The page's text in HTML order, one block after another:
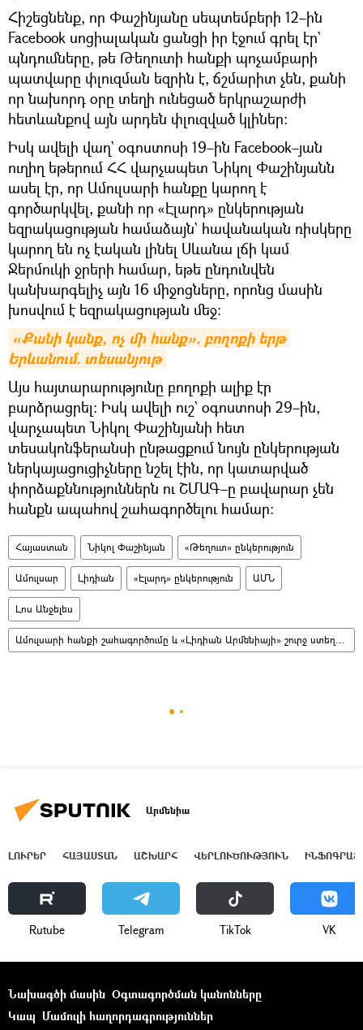
Հիշեցնենք, որ Փաշինյանը սեպտեմբերի 12–ին
Facebook սոցիալական ցանցի իր էջում գրել էր`
պնդումները, թե Թեղուտի հանքի պոչամբարի
պատվարը փլուզման եզրին է, ճշմարիտ չեն, քանի
որ նախորդ օրը տեղի ունեցած երկրաշարժի
հետևանքով այն արդեն փլուզված կլիներ։
Իսկ ավելի վաղ` օգոստոսի 19–ին Facebook–յան
ուղիղ եթերում ՀՀ վարչապետ Նիկոլ Փաշինյանն
ասել էր, որ Ամուլսարի հանքը կարող է
գործարկվել, քանի որ «Էլարդ» ընկերության
եզրակացության համաձայն` հավանական ռիսկերը
կարող են ոչ էական լինել Սևանա լճի կամ
Ջերմուկի ջրերի համար, եթե ընդունվեն
կանխարգելիչ այն 16 միջոցները, որոնց մասին
խոսվում է եզրակացության մեջ։
«Քանի կանք, ոչ մի հանք». բողոքի երթ
Երևանում. տեսանյութ
Այս հայտարարությունը բողոքի ալիք էր
բարձրացրել։ Իսկ ավելի ուշ` օգոստոսի 29–ին,
վարչապետ Նիկոլ Փաշինյանի հետ
տեսակոնֆերանսի ընթացքում նույն ընկերության
ներկայացուցիչները նշել էին, որ կատարված
փորձաքննություններն ու ՇՄԱԳ–ը բավարար չեն
հանքն ապահով շահագործելու համար։
Հայաստան Նիկոլ Փաշինյան «Թեղուտ» ընկերություն
Ամուլսար Լիդիան «Էլարդ» ընկերություն ԱՄՆ
Լոս Անջելես
Ամուլսարի հանքի շահագործումը և «Լիդիան Արմենիայի» շուրջ ստեղծված իրավիճակը
Արմենիա
ԼՈՒՐԵՐ ՀԱՅԱՍՏԱՆ ԱՇԽԱՐՀ ՎԵՐԼՈՒԾՈՒԹՅՈՒՆ
Rutube Telegram ТikТоk VK
Նախագծի մասին Օգտագործման կանոնները
Կապ Մամուլի հաղորդագրություններ